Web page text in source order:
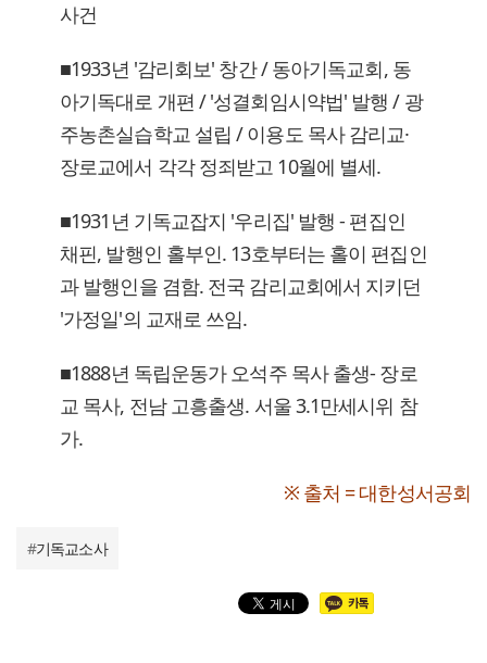
사건
■1933년 '감리회보' 창간 / 동아기독교회, 동
아기독대로 개편 / '성결회임시약법' 발행 / 광
주농촌실습학교 설립 / 이용도 목사 감리교·
장로교에서 각각 정죄받고 10월에 별세.
■1931년 기독교잡지 '우리집' 발행 - 편집인
채핀, 발행인 홀부인. 13호부터는 홀이 편집인
과 발행인을 겸함. 전국 감리교회에서 지키던
'가정일'의 교재로 쓰임.
■1888년 독립운동가 오석주 목사 출생- 장로
교 목사, 전남 고흥출생. 서울 3.1만세시위 참
가.
※ 출처 = 대한성서공회
#기독교소사